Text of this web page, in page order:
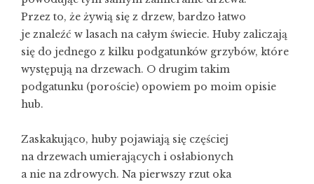
Przez to, że żywią się z drzew, bardzo łatwo
je znaleźć w lasach na całym świecie. Huby zaliczają
się do jednego z kilku podgatunków grzybów, które
występują na drzewach. O drugim takim
podgatunku (poroście) opowiem po moim opisie
hub.
Zaskakująco, huby pojawiają się częściej
na drzewach umierających i osłabionych
a nie na zdrowych. Na pierwszy rzut oka